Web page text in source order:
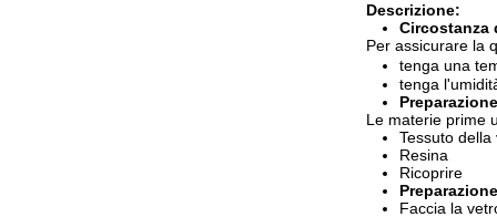
Descrizione:
Circostanza
Per assicurare la
tenga una
tenga
Le materie prime
Tessuto
Resina
Ricoprire
Faccia la